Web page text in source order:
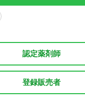
認定薬剤師
登録販売者